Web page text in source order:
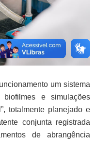
um sistema
e simulações
totalmente planejado e
conjunta registrada
de abrangência